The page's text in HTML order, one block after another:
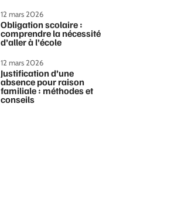
12 mars 2026
Obligation scolaire :
comprendre la nécessité
d’aller à l’école
12 mars 2026
Justification d’une
absence pour raison
familiale : méthodes et
conseils